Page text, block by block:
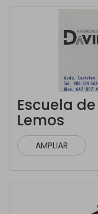
Escuela
Lemos
AMPLIAR